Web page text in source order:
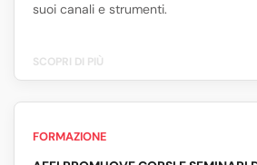
suoi canali e strumenti.
SCOPRI DI PIÙ
FORMAZIONE